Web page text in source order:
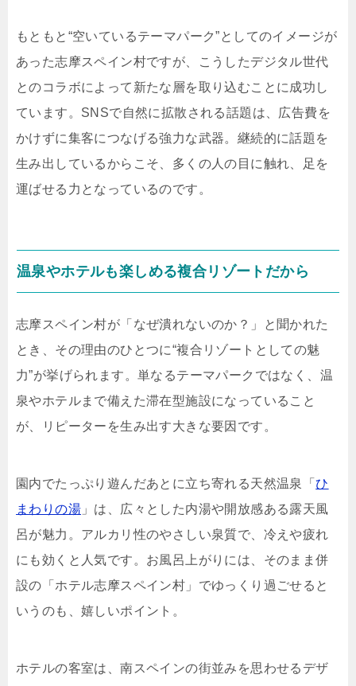
もともと“空いているテーマパーク”としてのイメージが
あった志摩スペイン村ですが、こうしたデジタル世代
とのコラボによって新たな層を取り込むことに成功し
ています。SNSで自然に拡散される話題は、広告費を
かけずに集客につなげる強力な武器。継続的に話題を
生み出しているからこそ、多くの人の目に触れ、足を
運ばせる力となっているのです。
温泉やホテルも楽しめる複合リゾートだから
志摩スペイン村が「なぜ潰れないのか？」と聞かれた
とき、その理由のひとつに“複合リゾートとしての魅
力”が挙げられます。単なるテーマパークではなく、温
泉やホテルまで備えた滞在型施設になっていること
が、リピーターを生み出す大きな要因です。
園内でたっぷり遊んだあとに立ち寄れる天然温泉「ひ
まわりの湯 」は、広々とした内湯や開放感ある露天風
呂が魅力。アルカリ性のやさしい泉質で、冷えや疲れ
にも効くと人気です。お風呂上がりには、そのまま併
設の「ホテル志摩スペイン村」でゆっくり過ごせると
いうのも、嬉しいポイント。
ホテルの客室は、南スペインの街並みを思わせるデザ